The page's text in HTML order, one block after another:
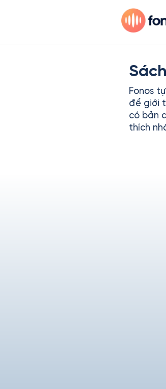
Fonos
để giới
có bản
thích